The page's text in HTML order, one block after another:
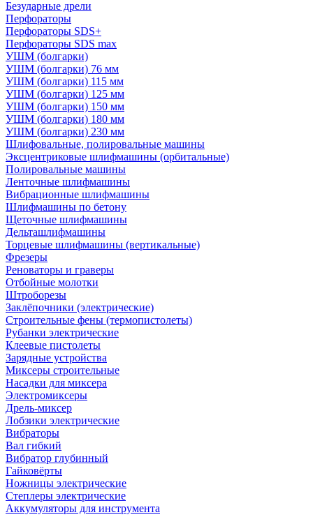
Безударные дрели
Перфораторы
Перфораторы SDS+
Перфораторы SDS max
УШМ (болгарки)
УШМ (болгарки) 76 мм
УШМ (болгарки) 115 мм
УШМ (болгарки) 125 мм
УШМ (болгарки) 150 мм
УШМ (болгарки) 180 мм
УШМ (болгарки) 230 мм
Шлифовальные, полировальные машины
Эксцентриковые шлифмашины (орбитальные)
Полировальные машины
Ленточные шлифмашины
Вибрационные шлифмашины
Шлифмашины по бетону
Щеточные шлифмашины
Дельташлифмашины
Торцевые шлифмашины (вертикальные)
Фрезеры
Реноваторы и граверы
Отбойные молотки
Штроборезы
Заклёпочники (электрические)
Строительные фены (термопистолеты)
Рубанки электрические
Клеевые пистолеты
Зарядные устройства
Миксеры строительные
Насадки для миксера
Электромиксеры
Дрель-миксер
Лобзики электрические
Вибраторы
Вал гибкий
Вибратор глубинный
Гайковёрты
Ножницы электрические
Степлеры электрические
Аккумуляторы для инструмента